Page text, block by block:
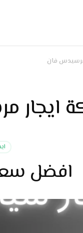
فان
ايجار
افضل